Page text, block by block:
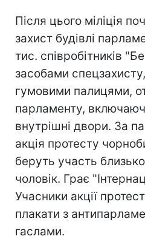
Після цього міліція
захист будівлі
тис. співробітників
засобами
гумовими палицями,
парламенту,
внутрішні двори. За
акція протесту
беруть участь
чоловік. Грає
Учасники акції
плакати з
гаслами.